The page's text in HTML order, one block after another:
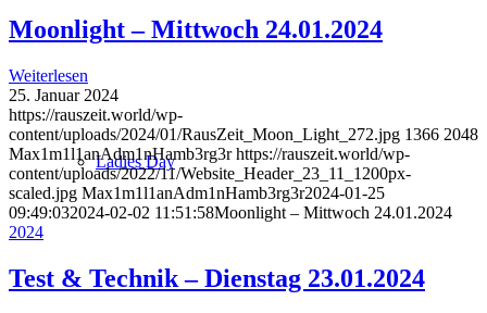
Ladies Day
Moonlight – Mittwoch 24.01.2024
Weiterlesen
25. Januar 2024
https://rauszeit.world/wp-
content/uploads/2024/01/RausZeit_Moon_Light_272.jpg 1366 2048
Max1m1l1anAdm1nHamb3rg3r https://rauszeit.world/wp-
content/uploads/2022/11/Website_Header_23_11_1200px-
scaled.jpg Max1m1l1anAdm1nHamb3rg3r2024-01-25
09:49:032024-02-02 11:51:58Moonlight – Mittwoch 24.01.2024
2024
Test & Technik – Dienstag 23.01.2024